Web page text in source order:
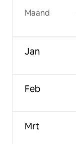
Maand
Jan
Feb
Mrt